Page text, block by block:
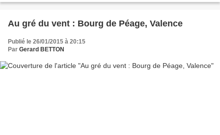
Au gré du vent : Bourg de Péage, Valence
Publié le 26/01/2015 à 20:15
Par Gerard BETTON